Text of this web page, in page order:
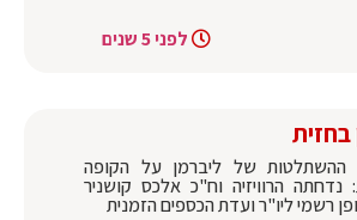
לפני 5 שנים
ההשתלטות של ליברמן על הקופה
נדחתה הרוויזיה וח"כ אלכס קושניר
רשמי ליו"ר ועדת הכספים הזמנית